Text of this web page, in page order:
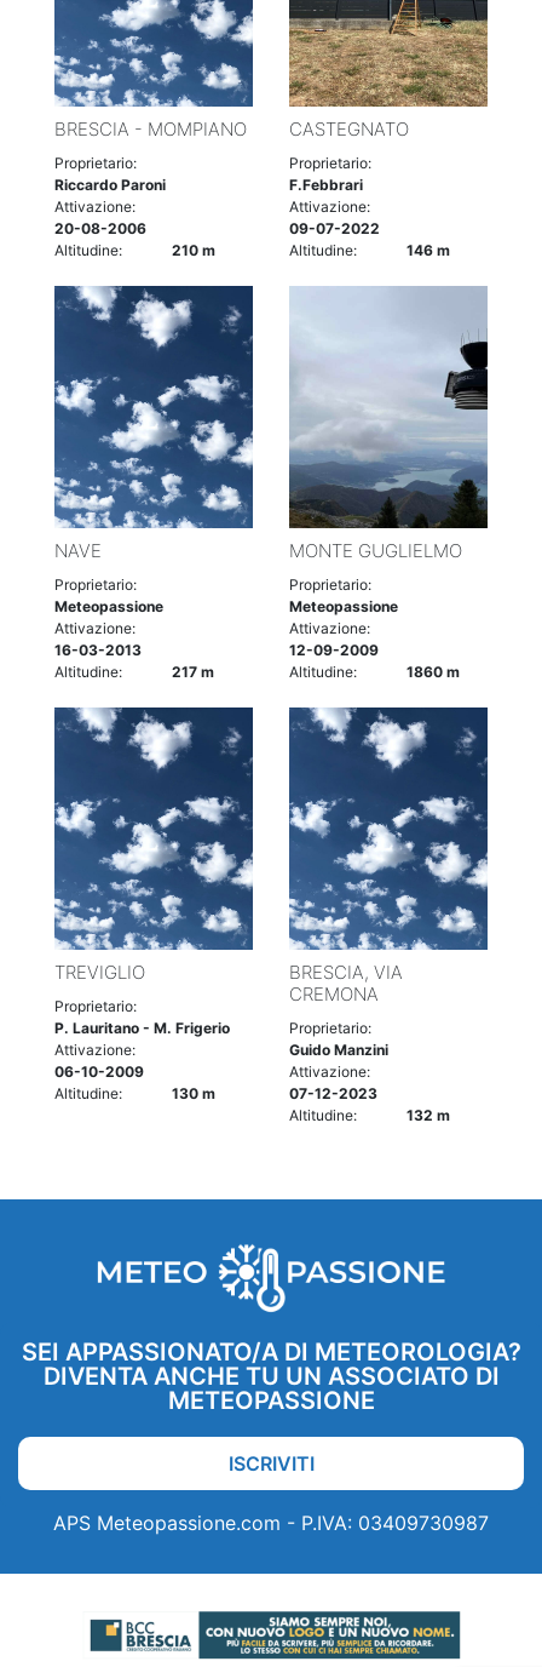
BRESCIA - MOMPIANO
Proprietario:
Riccardo Paroni
Attivazione:
20-08-2006
Altitudine:
210 m
CASTEGNATO
Proprietario:
F.Febbrari
Attivazione:
09-07-2022
Altitudine:
146 m
NAVE
Proprietario:
Meteopassione
Attivazione:
16-03-2013
Altitudine:
217 m
MONTE GUGLIELMO
Proprietario:
Meteopassione
Attivazione:
12-09-2009
Altitudine:
1860 m
TREVIGLIO
Proprietario:
P. Lauritano - M. Frigerio
Attivazione:
06-10-2009
Altitudine:
130 m
BRESCIA, VIA
CREMONA
Proprietario:
Guido Manzini
Attivazione:
07-12-2023
Altitudine:
132 m
SEI APPASSIONATO/A DI METEOROLOGIA?
DIVENTA ANCHE TU UN ASSOCIATO DI
METEOPASSIONE
ISCRIVITI
APS Meteopassione.com - P.IVA: 03409730987